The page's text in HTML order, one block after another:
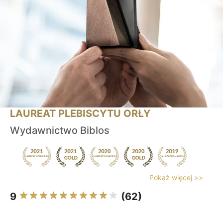
LAUREAT PLEBISCYTU ORŁY
Wydawnictwo Biblos
Pokaż więcej >>
9 (62)